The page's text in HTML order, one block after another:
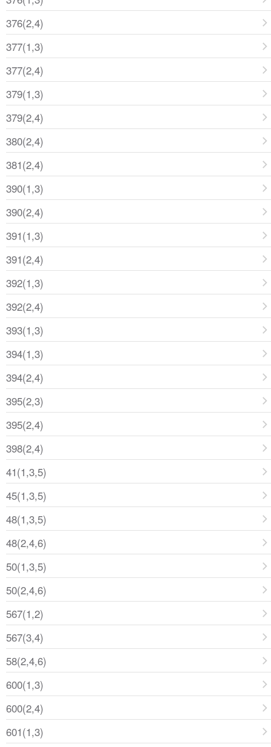
376(2,4)
377(1,3)
377(2,4)
379(1,3)
379(2,4)
380(2,4)
381(2,4)
390(1,3)
390(2,4)
391(1,3)
391(2,4)
392(1,3)
392(2,4)
393(1,3)
394(1,3)
394(2,4)
395(2,3)
395(2,4)
398(2,4)
41(1,3,5)
45(1,3,5)
48(1,3,5)
48(2,4,6)
50(1,3,5)
50(2,4,6)
567(1,2)
567(3,4)
58(2,4,6)
600(1,3)
600(2,4)
601(1,3)